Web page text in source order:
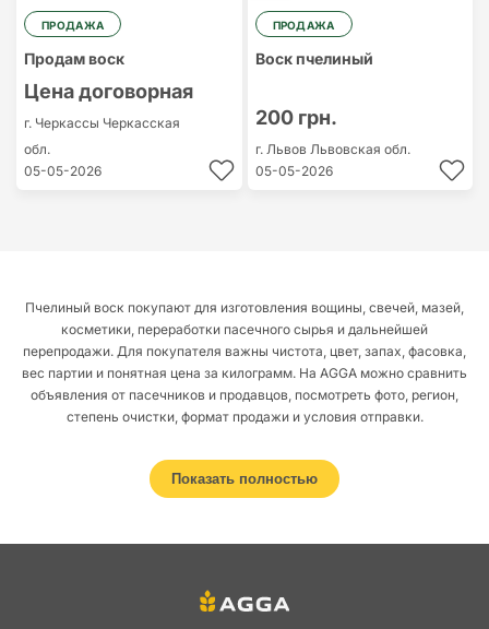
ПРОДАЖА
Продам воск
Цена договорная
г. Черкассы Черкасская
обл.
05-05-2026
ПРОДАЖА
Воск пчелиный
200 грн.
г. Львов Львовская обл.
05-05-2026
Пчелиный воск покупают для изготовления вощины, свечей, мазей,
косметики, переработки пасечного сырья и дальнейшей
перепродажи. Для покупателя важны чистота, цвет, запах, фасовка,
вес партии и понятная цена за килограмм. На AGGA можно сравнить
объявления от пасечников и продавцов, посмотреть фото, регион,
степень очистки, формат продажи и условия отправки.
Купить пчелиный
воск на агросайте
AGGA для пасеки и
Показать полностью